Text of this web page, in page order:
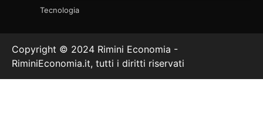
Tecnologia
Copyright © 2024 Rimini Economia -
RiminiEconomia.it, tutti i diritti riservati